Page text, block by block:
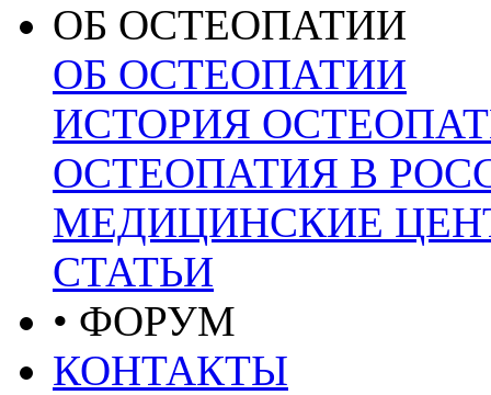
ОБ ОСТЕОПАТИИ
ОБ ОСТЕОПАТИИ
ИСТОРИЯ
ОСТЕОПАТИЯ В
МЕДИЦИНСКИЕ
СТАТЬИ
• ФОРУМ
КОНТАКТЫ